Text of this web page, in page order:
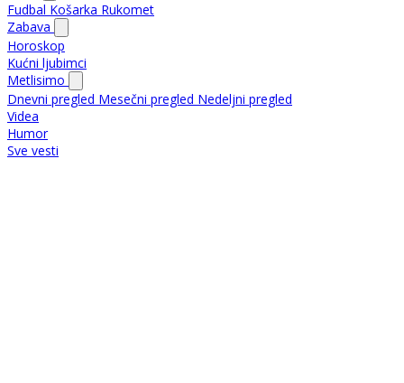
Fudbal Košarka Rukomet
Zabava
Horoskop
Kućni ljubimci
Metlisimo
Dnevni pregled Mesečni pregled Nedeljni pregled
Videa
Humor
Sve vesti